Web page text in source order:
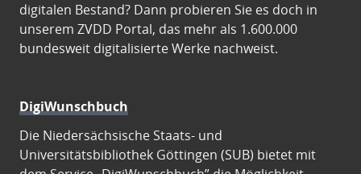
digitalen Bestand? Dann probieren Sie es doch in
unserem ZVDD Portal, das mehr als 1.600.000
bundesweit digitalisierte Werke nachweist.
DigiWunschbuch
Die Niedersächsische Staats- und
Universitätsbibliothek Göttingen (SUB) bietet mit